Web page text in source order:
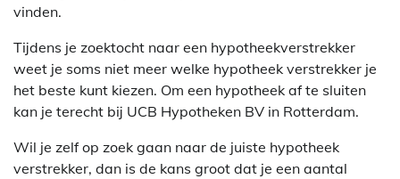
vinden.
Tijdens je zoektocht naar een hypotheekverstrekker
weet je soms niet meer welke hypotheek verstrekker je
het beste kunt kiezen. Om een hypotheek af te sluiten
kan je terecht bij UCB Hypotheken BV in Rotterdam.
Wil je zelf op zoek gaan naar de juiste hypotheek
verstrekker, dan is de kans groot dat je een aantal